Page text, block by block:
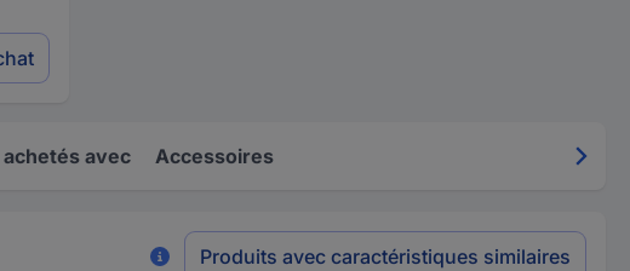
avec Accessoires
Produits avec caractéristiques similaires